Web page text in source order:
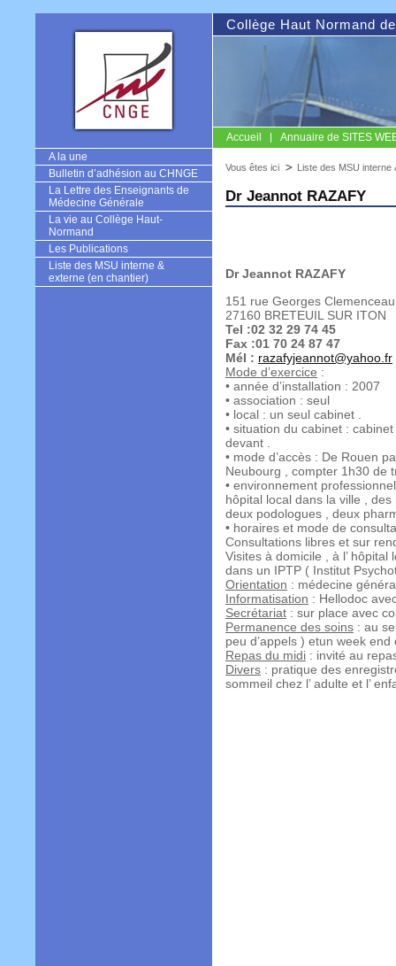
Collège Haut Normand
CNGE
Accueil
Annuaire de SITES
A la une
Bulletin d’adhésion au CHNGE
La Lettre des Enseignants de
Médecine Générale
La vie au Collège Haut-
Normand
Les Publications
Liste des MSU interne &
externe (en chantier)
Vous êtes ici Liste des MSU
Dr Jeannot RAZAFY
Dr Jeannot RAZAFY
151 rue Georges Clemenceau
27160 BRETEUIL SUR ITON
Tel :02 32 29 74 45
Fax :01 70 24 87 47
Mél : razafyjeannot@yahoo.fr
Mode d’exercice :
• année d’installation : 2007
• association : seul
• local : un seul cabinet .
• situation du cabinet :
devant .
• mode d’accès : De Rouen
Neubourg , compter 1h30 de
• environnement
hôpital local dans la ville ,
deux podologues , deux
• horaires et mode de
Consultations libres et sur
Visites à domicile , à l’
dans un IPTP ( Institut
Orientation : médecine
Informatisation : Hellodoc
Secrétariat : sur place avec
Permanence des soins : au
peu d’appels ) etun week end
Repas du midi : invité au
Divers : pratique des
sommeil chez l’ adulte et l’